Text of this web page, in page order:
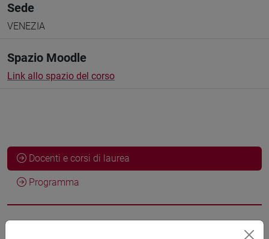
Sede
VENEZIA
Spazio Moodle
Link allo spazio del corso
Docenti e corsi di laurea
Programma